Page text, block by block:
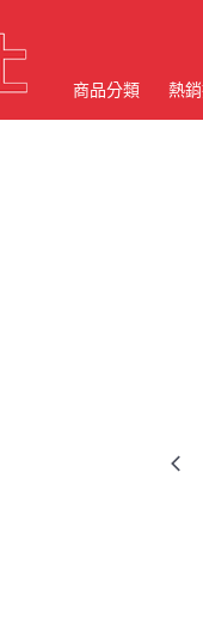
商品分類 熱